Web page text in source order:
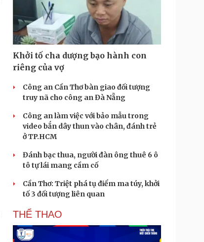
Khởi tố cha dượng bạo hành con
riêng của vợ
Công an Cần Thơ bàn giao đối tượng
truy nã cho công an Đà Nẵng
Công an làm việc với bảo mẫu trong
video bắn dây thun vào chân, đánh trẻ
ở TP.HCM
Đánh bạc thua, người đàn ông thuê 6 ô
tô tự lái mang cầm cố
Cần Thơ: Triệt phá tụ điểm ma túy, khởi
tố 3 đối tượng liên quan
THỂ THAO